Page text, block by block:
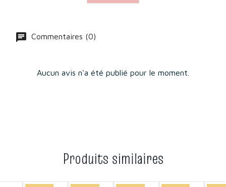
Commentaires (0)
Aucun avis n'a été publié pour le moment.
Produits similaires